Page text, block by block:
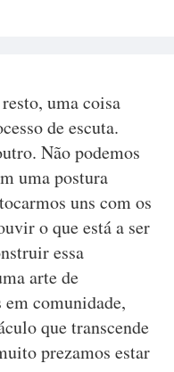
uma coisa
de escuta.
Não podemos
uma postura
uns com os
o que está a ser
essa
arte de
comunidade,
que transcende
prezamos estar